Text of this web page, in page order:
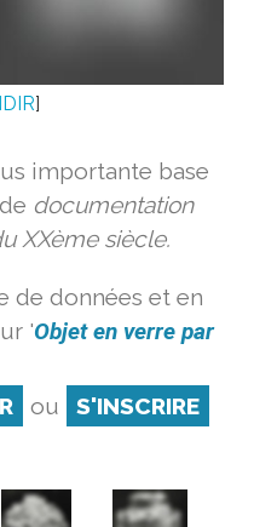
]
importante base
documentation
XXème siècle.
de données et en
'Objet en verre par
ou S'INSCRIRE